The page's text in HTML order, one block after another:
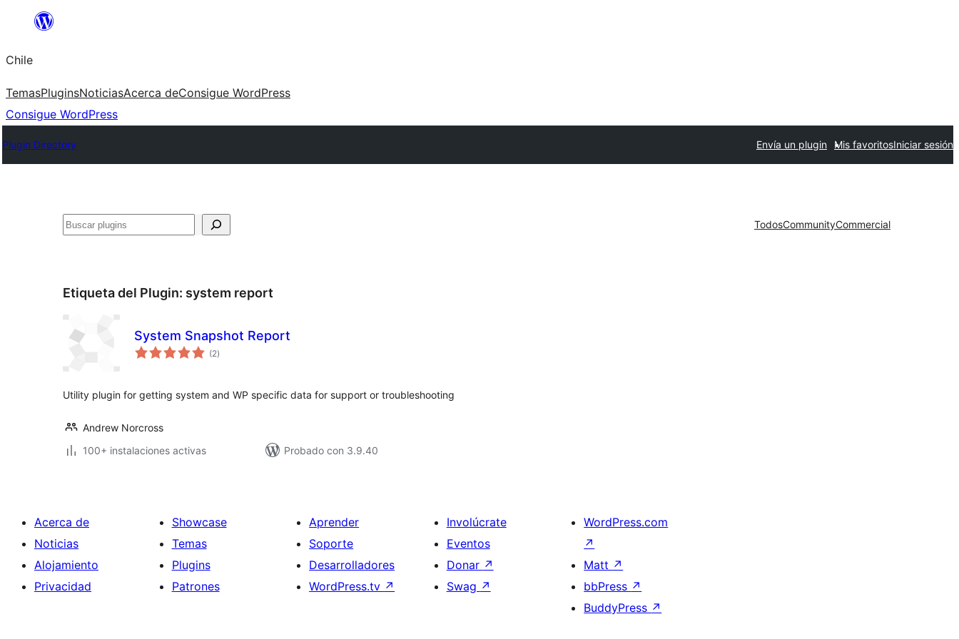
Saltar
contenido
Chile
TemasPluginsNoticiasAcerca deConsigue WordPress
Consigue WordPress
Plugin Directory Envía un plugin Mis favoritosIniciar sesión
Buscar TodosCommunityCommercial
Etiqueta del Plugin: system report
System Snapshot Report
(2evaluación
total
)
Utility plugin for getting system and WP specific data for support or troubleshooting
Andrew Norcross
100+ instalaciones activas
Probado con 3.9.40
Acerca de
Noticias
Alojamiento
Privacidad
Showcase
Temas
Plugins
Patrones
Aprender
Soporte
Desarrolladores
WordPress.tv ↗
Involúcrate
Eventos
Donar ↗
Swag ↗
WordPress.com
↗
Matt ↗
bbPress ↗
BuddyPress ↗